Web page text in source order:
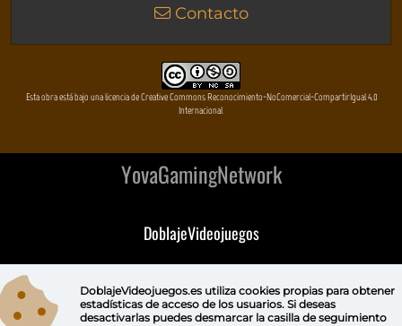
Contacto
Esta obra está bajo una licencia de Creative Commons Reconocimiento-NoComercial-CompartirIgual 4.0
Internacional
YovaGamingNetwork
DoblajeVideojuegos
DeVuego
DeVuego GAL
DoblajeVideojuegos.es utiliza cookies propiaspara obtener
estadísticas de acceso de los usuarios. Si deseas
desactivarlas puedes desmarcar la casilla de seguimiento